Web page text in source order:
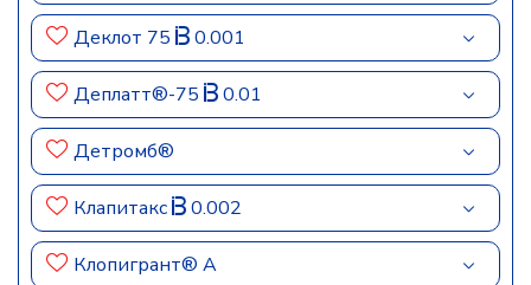
Деклот 75 0.001
Деплатт®-75 0.01
Детромб®
Клапитакс 0.002
Клопигрант® А